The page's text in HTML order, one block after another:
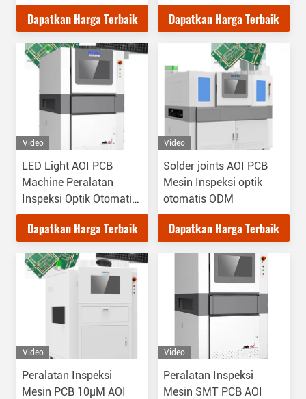
Dapatkan Harga Terbaik Dapatkan Harga Terbaik
Video
LED Light AOI PCB
Machine Peralatan
Inspeksi Optik Otomatis
Untuk Overlap Solder
Dapatkan Harga Terbaik
Video
Solder joints AOI PCB
Mesin Inspeksi optik
otomatis ODM
Dapatkan Harga Terbaik
Video
Peralatan Inspeksi
Mesin PCB 10μM AOI
Video
Peralatan Inspeksi
Mesin SMT PCB AOI